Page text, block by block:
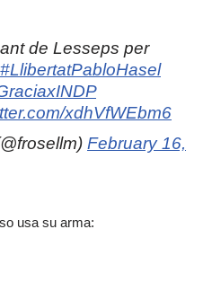
de Lesseps per
#LlibertatPabloHasel
xdhVfWEbm6
February 16,
usa su arma: